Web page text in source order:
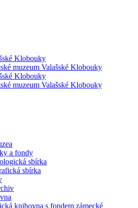
a fondy
sbírka
sbírka
knihovna s fondem zámecké